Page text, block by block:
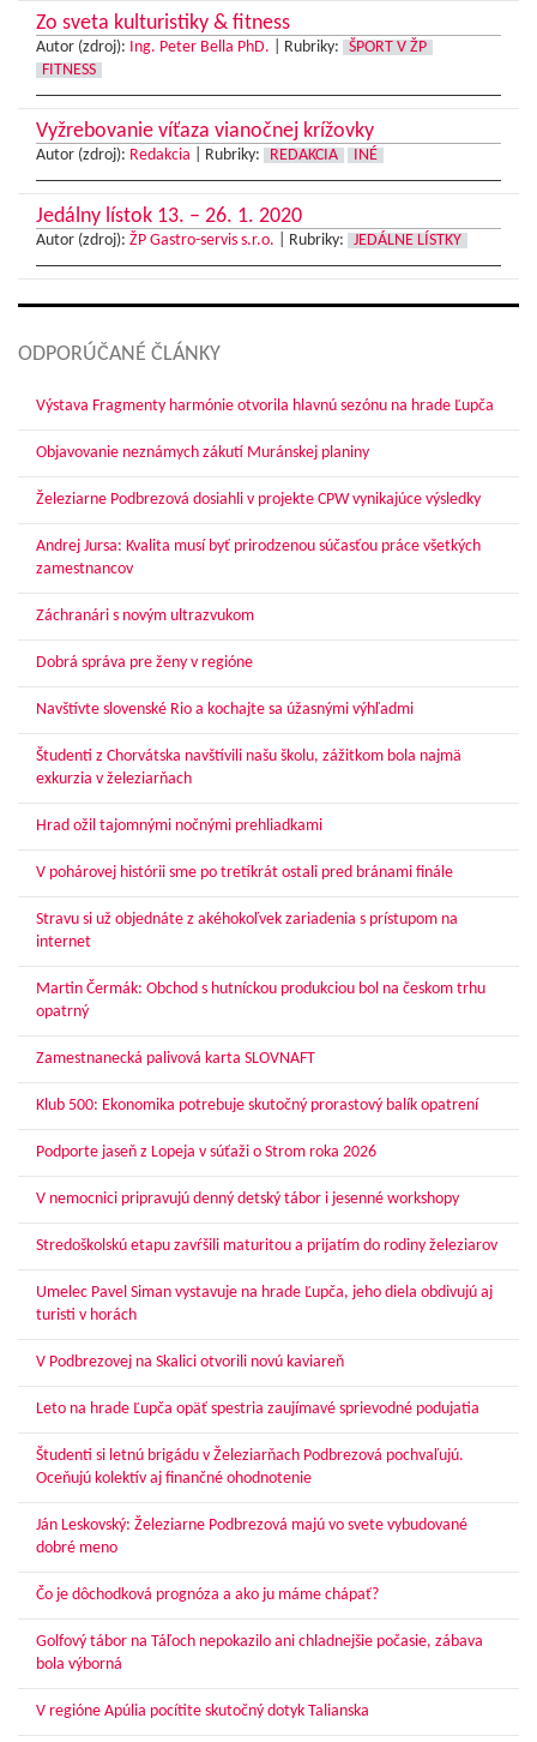
Zo sveta kulturistiky & fitness
Autor (zdroj): Ing. Peter Bella PhD. Rubriky:
ŠPORT V ŽP
FITNESS
Vyžrebovanie víťaza vianočnej krížovky
Autor (zdroj): Redakcia Rubriky: REDAKCIA INÉ
Jedálny lístok 13. – 26. 1. 2020
Autor (zdroj): ŽP Gastro-servis s.r.o. Rubriky: JEDÁLNE LÍSTKY
ODPORÚČANÉ ČLÁNKY
Výstava Fragmenty harmónie otvorila hlavnú sezónu na hrade Ľupča
Objavovanie neznámych zákutí Muránskej planiny
Železiarne Podbrezová dosiahli v projekte CPW vynikajúce výsledky
Andrej Jursa: Kvalita musí byť prirodzenou súčasťou práce všetkých
zamestnancov
Záchranári s novým ultrazvukom
Dobrá správa pre ženy v regióne
Navštívte slovenské Rio a kochajte sa úžasnými výhľadmi
Študenti z Chorvátska navštívili našu školu, zážitkom bola najmä
exkurzia v železiarňach
Hrad ožil tajomnými nočnými prehliadkami
V pohárovej histórii sme po tretíkrát ostali pred bránami finále
Stravu si už objednáte z akéhokoľvek zariadenia s prístupom na
internet
Martin Čermák: Obchod s hutníckou produkciou bol na českom trhu
opatrný
Zamestnanecká palivová karta SLOVNAFT
Klub 500: Ekonomika potrebuje skutočný prorastový balík opatrení
Podporte jaseň z Lopeja v súťaži o Strom roka 2026
V nemocnici pripravujú denný detský tábor i jesenné workshopy
Stredoškolskú etapu zavŕšili maturitou a prijatím do rodiny železiarov
Umelec Pavel Siman vystavuje na hrade Ľupča, jeho diela obdivujú aj
turisti v horách
V Podbrezovej na Skalici otvorili novú kaviareň
Leto na hrade Ľupča opäť spestria zaujímavé sprievodné podujatia
Študenti si letnú brigádu v Železiarňach Podbrezová pochvaľujú.
Oceňujú kolektív aj finančné ohodnotenie
Ján Leskovský: Železiarne Podbrezová majú vo svete vybudované
dobré meno
Čo je dôchodková prognóza a ako ju máme chápať?
Golfový tábor na Táľoch nepokazilo ani chladnejšie počasie, zábava
bola výborná
V regióne Apúlia pocítite skutočný dotyk Talianska